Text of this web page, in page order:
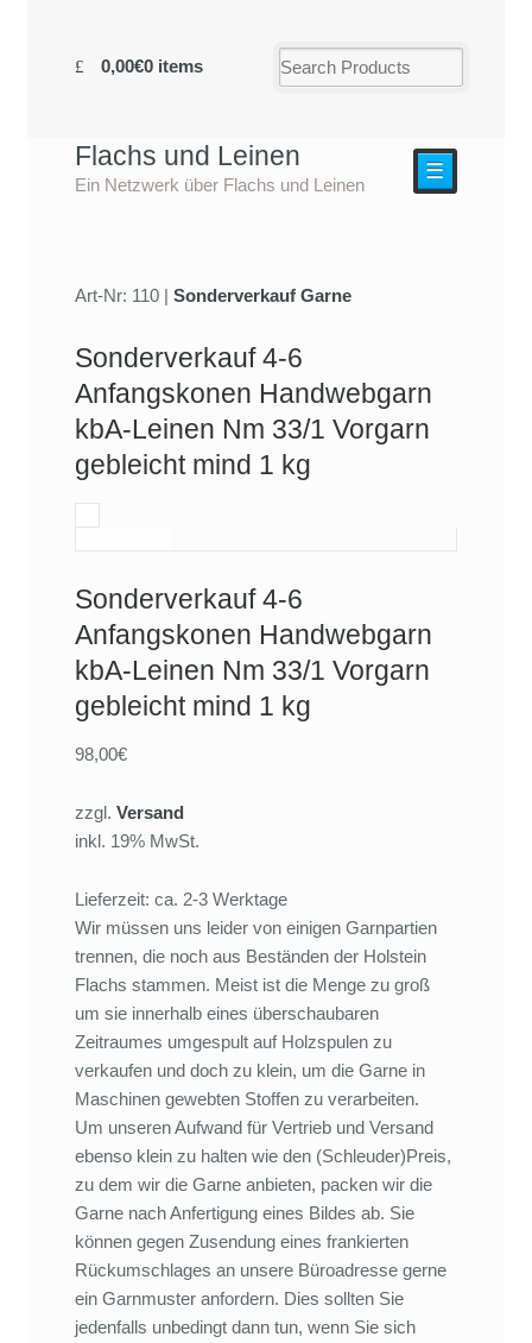
0,00€0 items
Flachs und Leinen
Ein Netzwerk über Flachs und Leinen
☰
Art-Nr: 110 |Sonderverkauf Garne
Sonderverkauf 4-6
Anfangskonen Handwebgarn
kbA-Leinen Nm 33/1 Vorgarn
gebleicht mind 1 kg
Sonderverkauf 4-6
Anfangskonen Handwebgarn
kbA-Leinen Nm 33/1 Vorgarn
gebleicht mind 1 kg
98,00€
zzgl.Versand
inkl. 19% MwSt.
Lieferzeit: ca. 2-3 Werktage
Wir müssen uns leider von einigen Garnpartien
trennen, die noch aus Beständen der Holstein
Flachs stammen. Meist ist die Menge zu groß
um sie innerhalb eines überschaubaren
Zeitraumes umgespult auf Holzspulen zu
verkaufen und doch zu klein, um die Garne in
Maschinen gewebten Stoffen zu verarbeiten.
Um unseren Aufwand für Vertrieb und Versand
ebenso klein zu halten wie den (Schleuder)Preis,
zu dem wir die Garne anbieten, packen wir die
Garne nach Anfertigung eines Bildes ab. Sie
können gegen Zusendung eines frankierten
Rückumschlages an unsere Büroadresse gerne
ein Garnmuster anfordern. Dies sollten Sie
jedenfalls unbedingt dann tun, wenn Sie sich